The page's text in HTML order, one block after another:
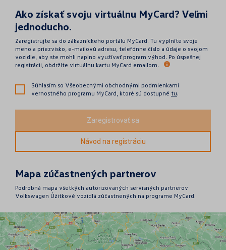
Ako získať svoju virtuálnu MyCard? Veľmi
jednoducho.
Zaregistrujte sa do zákazníckeho portálu MyCard. Tu vyplníte svoje
meno a priezvisko, e-mailovú adresu, telefónne číslo a údaje o svojom
vozidle, aby ste mohli naplno využívať program výhod. Po úspešnej
registrácii, obdržíte virtuálnu kartu MyCard emailom.
Súhlasím so Všeobecnými obchodnými podmienkami
vernostného programu MyCard, ktoré sú dostupné tu.
Zaregistrovať sa
Návod na registráciu
Mapa zúčastnených partnerov
Podrobná mapa všetkých autorizovaných servisných partnerov
Volkswagen Úžitkové vozidlá zúčastnených na programe MyCard.